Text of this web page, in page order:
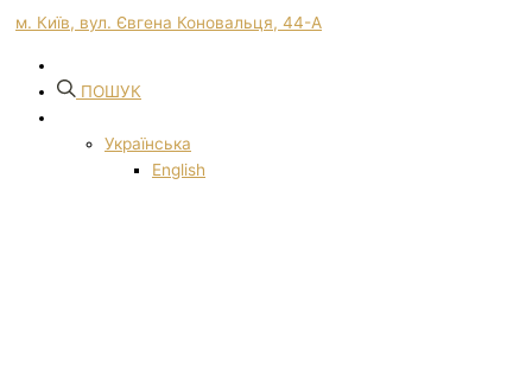
м. Київ, вул. Євгена Коновальця, 44-А
ПОШУК
Українська
English